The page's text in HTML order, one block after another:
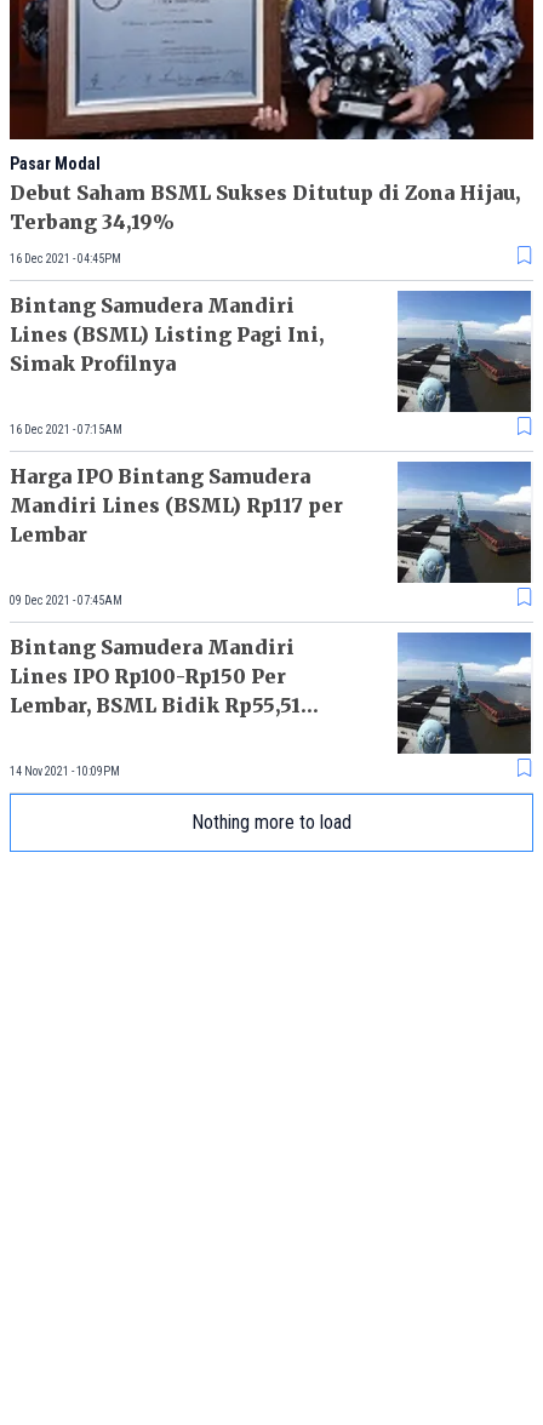
Pasar Modal
Debut Saham BSML Sukses Ditutup di Zona Hijau,
Terbang 34,19%
16 Dec 2021 - 04:45PM
Bintang Samudera Mandiri
Lines (BSML) Listing Pagi Ini,
Simak Profilnya
16 Dec 2021 - 07:15AM
Harga IPO Bintang Samudera
Mandiri Lines (BSML) Rp117 per
Lembar
09 Dec 2021 - 07:45AM
Bintang Samudera Mandiri
Lines IPO Rp100-Rp150 Per
Lembar, BSML Bidik Rp55,51
14 Nov 2021 - 10:09PM
Nothing more to load